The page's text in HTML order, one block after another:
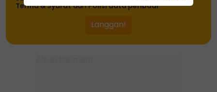
Terma & SyaratdanPolisi data peribadi